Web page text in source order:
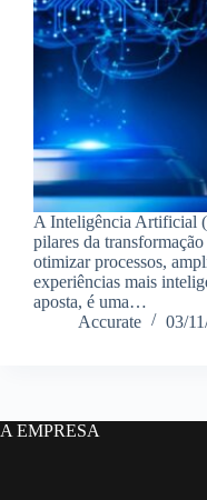
A Inteligência Artificial
pilares da
otimizar processos,
experiências mais
aposta, é uma…
Accurate
03/
A EMPRESA